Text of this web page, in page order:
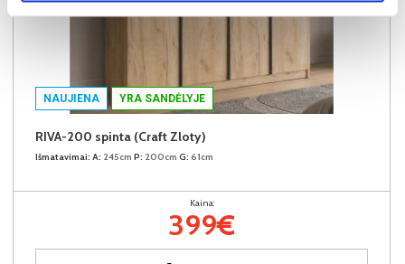
NAUJIENA YRA SANDĖLYJE
RIVA-200 spinta (Craft Zloty)
Išmatavimai: A: 245cm P: 200cm G: 61cm
Kaina:
399€